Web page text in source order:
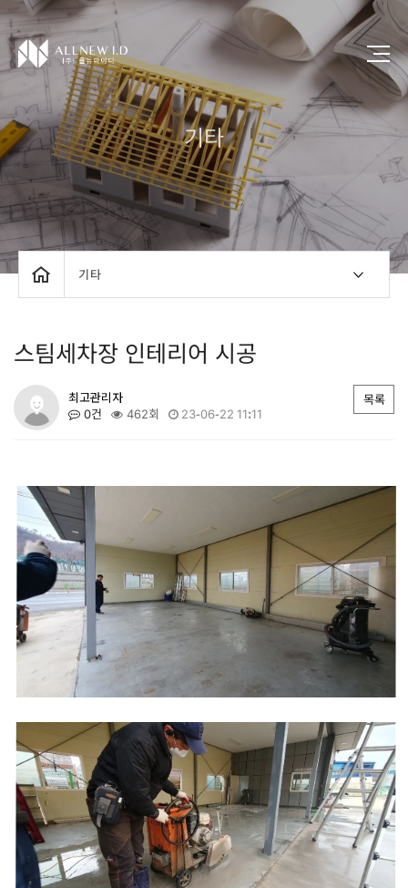
기타
기타
스팀세차장 인테리어 시공
최고관리자
0건 462회 23-06-22 11:11
목록